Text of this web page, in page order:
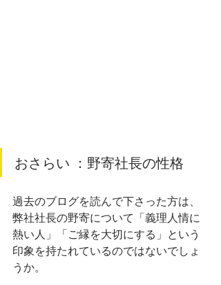
おさらい ：野寄社長の性格
過去のブログを読んで下さった方は、
弊社社長の野寄について「義理人情に
熱い人」「ご縁を大切にする」という
印象を持たれているのではないでしょ
うか。